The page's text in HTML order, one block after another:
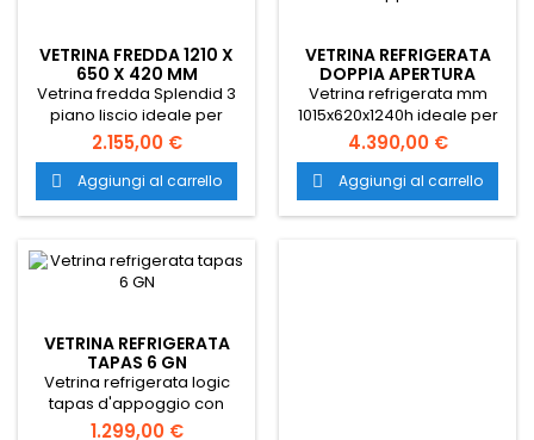
VETRINA FREDDA 1210 X
650 X 420 MM
Vetrina fredda Splendid 3
piano liscio ideale per
l'esposizione di carne,
pesce e antipasti.
2.155,00 €
 Aggiungi al carrello
VETRINA REFRIGERATA
DOPPIA APERTURA
Vetrina refrigerata mm
1015x620x1240h ideale per
esporre e somministrare
antipasti, stuzzichini,
sandwich, tramezzini ed
alimenti per varie
preparazioni in bar,
4.390,00 €
 Aggiungi al carrello
VETRINA REFRIGERATA
TAPAS 6 GN
Vetrina refrigerata logic
tapas d'appoggio con
dimensioni 1320x380x225
1.299,00 €